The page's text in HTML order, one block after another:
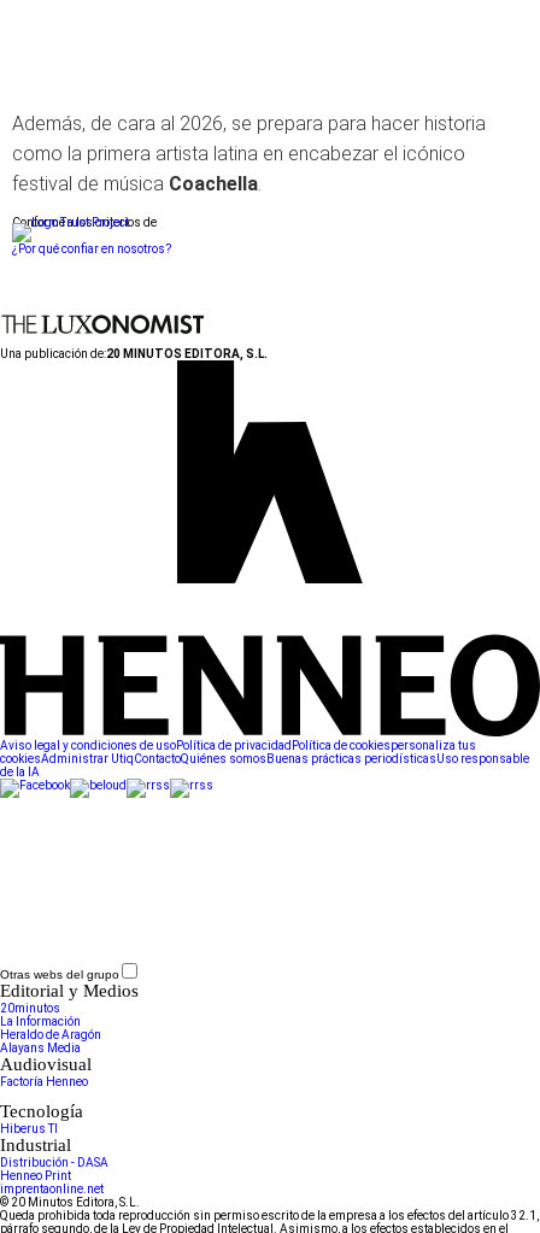
Además, de cara al 2026, se prepara para hacer historia
como la primera artista latina en encabezar el icónico
festival de música Coachella.
Conforme a los criterios de
¿Por qué confiar en nosotros?
Una publicación de:20 MINUTOS EDITORA, S.L.
Aviso legal y condiciones de usoPolítica de privacidad Política de cookiespersonaliza tus
cookiesAdministrar UtiqContactoQuiénes somos Buenas prácticas periodísticasUso responsable
de la IA
Otras webs del grupo
Editorial y Medios
20minutos
La Información
Heraldo de Aragón
Alayans Media
Audiovisual
Factoría Henneo
Tecnología
Hiberus TI
Industrial
Distribución - DASA
Henneo Print
imprentaonline.net
© 20 Minutos Editora, S.L.
Queda prohibida toda reproducción sin permiso escrito de la empresa a los efectos del artículo 32.1,
párrafo segundo, de la Ley de Propiedad Intelectual. Asimismo, a los efectos establecidos en el